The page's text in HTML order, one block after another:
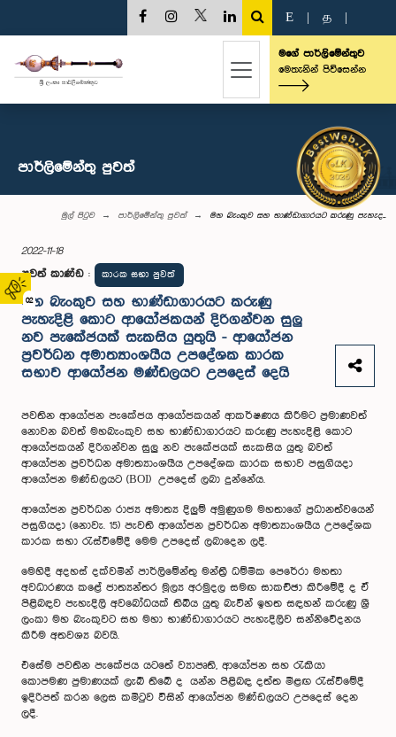
02
E த
මගේ පාර්ලිමේන්තුව
මෙතැනින් පිවිසෙන්න
පාර්ලි‌මේන්තු පුවත්
මුල් පිටුව පාර්ලි‌මේන්තු පුවත් මහ බැංකුව සහ භාණ්ඩාගාරයට කරුණු පැහැද...
2022-11-18
පුවත් කාණ්ඩ : කාරක සභා පුවත්
මහ බැංකුව සහ භාණ්ඩාගාරයට කරුණු
පැහැදිළි කොට ආයෝජකයන් දිරිගන්වන සුලු
නව පැකේජයක් සැකසිය යුතුයි - ආයෝජන
ප්‍රවර්ධන අමාත්‍යාංශයීය උපදේශක කාරක
සභාව ආයෝජන මණ්ඩලයට උපදෙස් දෙයි
පවතින ආයෝජන පැකේජය ආයෝජකයන් ආකර්ෂණය කිරීමට ප්‍රමාණවත්
නොවන බවත් මහබැංකුව සහ භාණ්ඩාගාරයට කරුණු පැහැදිළි කොට
ආයෝජකයන් දිරිගන්වන සුලු නව පැකේජයක් සැකසිය යුතු බවත්
ආයෝජන ප්‍රවර්ධන අමාත්‍යාංශයීය උපදේශක කාරක සභාව පසුගියදා
ආයෝජන මණ්ඩලයට (BOI) උපදෙස් ලබා දුන්නේය.
ආයෝජන ප්‍රවර්ධන රාජ්‍ය අමාත්‍ය දිලුම් අමුණුගම මහතාගේ ප්‍රධානත්වයෙන්
පසුගියදා (නොවැ. 15) පැවති ආයෝජන ප්‍රවර්ධන අමාත්‍යාංශයීය උපදේශක
කාරක සභා රැස්වීමේදී මෙම උපදෙස් ලබාදෙන ලදී.
මෙහිදී අදහස් දක්වමින් පාර්ලිමේන්තු මන්ත්‍රී ධම්මික පෙරේරා මහතා
අවධාරණය කළේ ජාත්‍යන්තර මූල්‍ය අරමුදල සමඟ සාකච්ඡා කිරීමේදී ද ඒ
පිළිබඳව පැහැදිලි අවබෝධයක් තිබිය යුතු බැවින් ඉහත සඳහන් කරුණු ශ්‍රී
ලංකා මහ බැංකුවට සහ මහා භාණ්ඩාගාරයට පැහැදිලිව සන්නිවේදනය
කිරීම අතවශ්‍ය බවයි.
එසේම පවතින පැකේජය යටතේ ව්‍යාපෘති, ආයෝජන සහ රැකියා
කොපමණ පුමාණයක් ලැබී තිබේ ද යන්න පිළිබඳ දත්ත මීළඟ රැස්වීමේදී
ඉදිරිපත් කරන ලෙස කමිටුව විසින් ආයෝජන මණ්ඩලයට උපදෙස් දෙන
ලදී.